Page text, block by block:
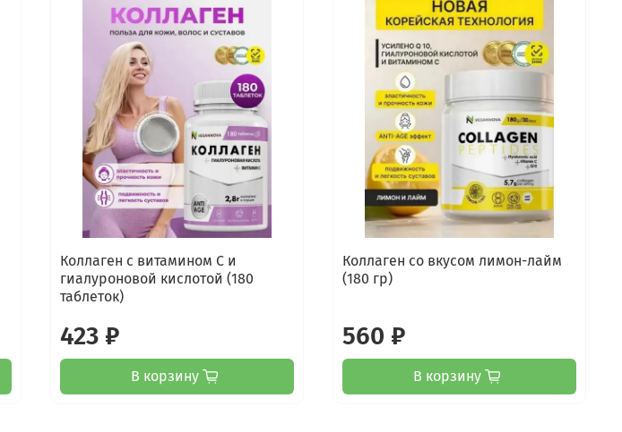
Коллаген с витамином С и
гиалуроновой кислотой (180
таблеток)
423 ₽
В корзину
Коллаген со вкусом лимон-лайм
(180 гр)
560 ₽
В корзину